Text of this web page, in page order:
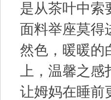
是从茶叶中索
面料举座莫得
然色，暖暖的
上，温馨之
让姆妈在睡前